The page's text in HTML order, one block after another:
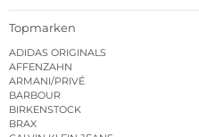
Topmarken
ADIDAS ORIGINALS
AFFENZAHN
ARMANI/PRIVÉ
BARBOUR
BIRKENSTOCK
BRAX